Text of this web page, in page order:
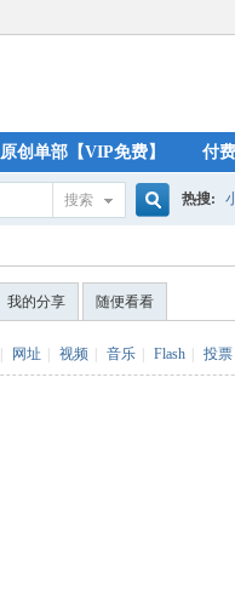
原创单部【VIP免费】 付
搜索 热搜:
我的分享 随便看看
网址 视频 音乐 Flash 投票